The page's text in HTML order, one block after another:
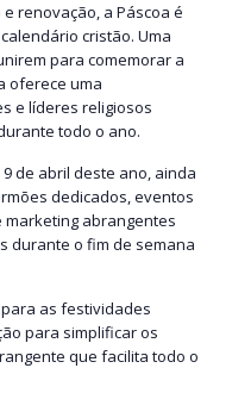
renovação, a Páscoa é
cristão. Uma
para comemorar a
oferece uma
e líderes religiosos
todo o ano.
de abril deste ano, ainda
dedicados, eventos
marketing abrangentes
durante o fim de semana
as festividades
para simplificar os
que facilita todo o